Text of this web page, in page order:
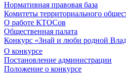
Нормативная правовая база
Комитеты территориального
О работе КТОСов
Общественная палата
Конкурс «Знай и люби родной
О конкурсе
Постановление администрации
Положение о конкурсе